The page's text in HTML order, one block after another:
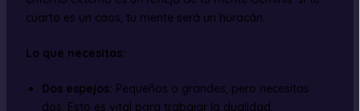
cuarto es un caos, tu mente será un huracán.
Lo que necesitas:
Dos espejos: Pequeños o grandes, pero necesitas
dos. Esto es vital para trabajar la dualidad.